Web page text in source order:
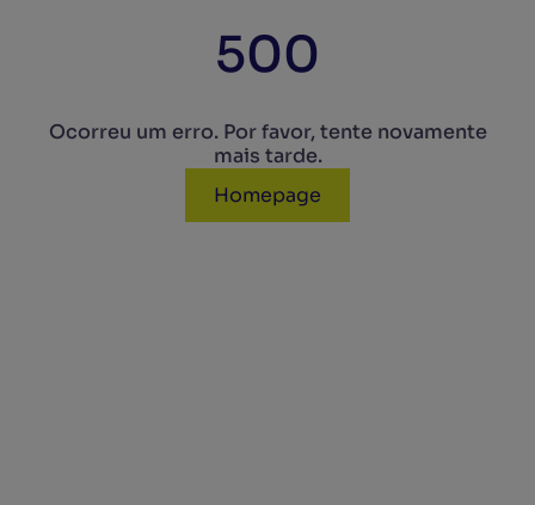
500
Ocorreu um erro. Por favor, tente novamente
mais tarde.
Homepage